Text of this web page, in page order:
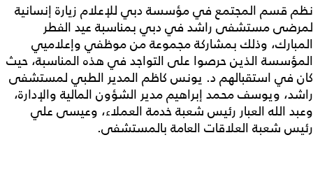
نظم قسم المجتمع في مؤسسة دبي للإعلام زيارة إنسانية
لمرضى مستشفى راشد في دبي بمناسبة عيد الفطر
المبارك، وذلك بمشاركة مجموعة من موظفي وإعلاميي
المؤسسة الذين حرصوا على التواجد في هذه المناسبة، حيث
كان في استقبالهم د. يونس كاظم المدير الطبي لمستشفى
راشد، ويوسف محمد إبراهيم مدير الشؤون المالية والإدارة،
وعبد الله العبار رئيس شعبة خدمة العملاء، وعيسى علي
رئيس شعبة العلاقات العامة بالمستشفى.